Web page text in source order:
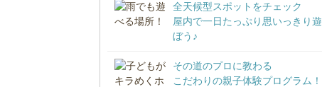
全天候型スポットをチェック
屋内で一日たっぷり思いっきり遊
ぼう♪
その道のプロに教わる
こだわりの親子体験プログラム！